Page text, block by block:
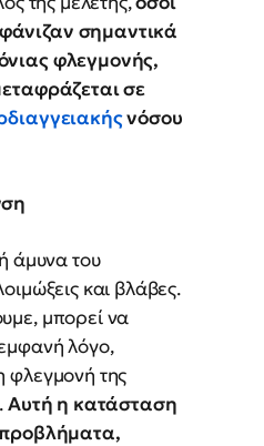
σημαντικά
φλεγμονής,
σε
νόσου
άμυνα του
και βλάβες.
μπορεί να
λόγο,
φλεγμονή της
Αυτή η κατάσταση
προβλήματα,